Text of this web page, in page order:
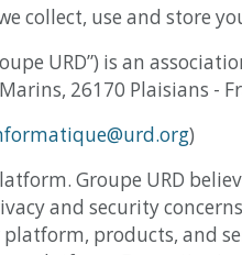
collect, use and store
URD”) is an
26170 Plaisians -
)
Groupe URD
and security
products, and